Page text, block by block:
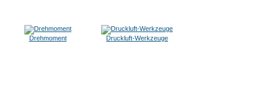
Drehmoment Druckluft-Werkzeuge